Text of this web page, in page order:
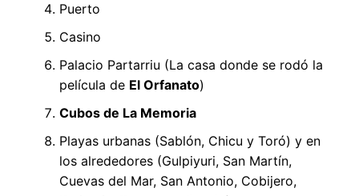
Puerto
Casino
Palacio Partarriu (La casa donde se rodó la
película de El Orfanato)
Cubos de La Memoria
Playas urbanas (Sablón, Chicu y Toró) y en
los alrededores (Gulpiyuri, San Martín,
Cuevas del Mar, San Antonio, Cobijero,